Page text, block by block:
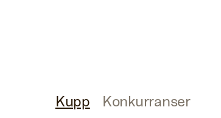
Kupp Konkurranser